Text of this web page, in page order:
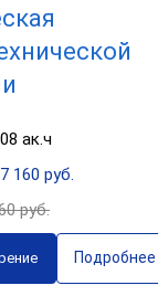
ак.ч
160 руб.
руб.
Подробнее